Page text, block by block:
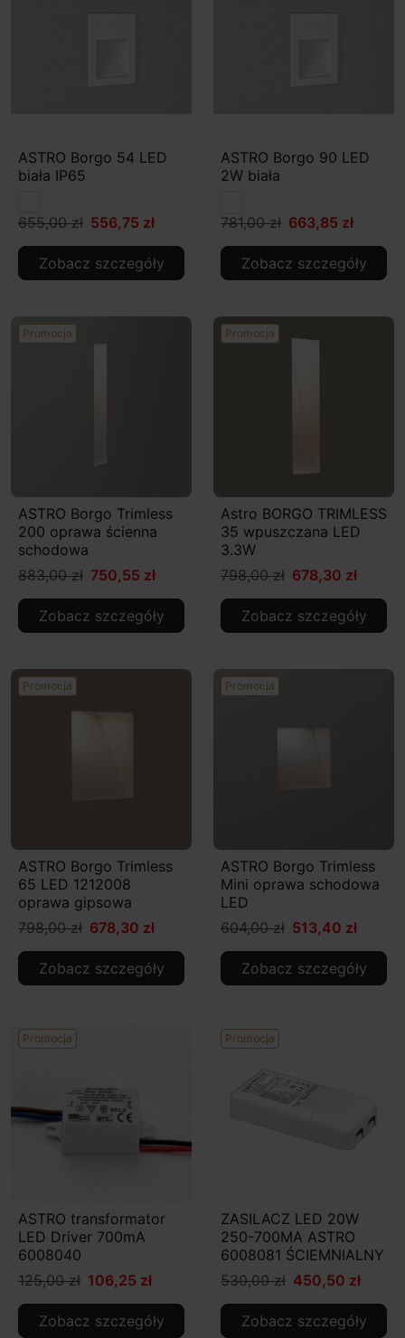
ASTRO Borgo 54 LED
biała IP65
655,00 zł 556,75 zł
Zobacz szczegóły
ASTRO Borgo 90 LED
2W biała
781,00 zł 663,85 zł
Zobacz szczegóły
Promocja
ASTRO Borgo Trimless
200 oprawa ścienna
schodowa
883,00 zł 750,55 zł
Zobacz szczegóły
Promocja
Astro BORGO TRIMLESS
35 wpuszczana LED
3.3W
798,00 zł 678,30 zł
Zobacz szczegóły
Promocja
ASTRO Borgo Trimless
65 LED 1212008
oprawa gipsowa
798,00 zł 678,30 zł
Zobacz szczegóły
Promocja
ASTRO Borgo Trimless
Mini oprawa schodowa
LED
604,00 zł 513,40 zł
Zobacz szczegóły
Promocja
ASTRO transformator
LED Driver 700mA
6008040
125,00 zł 106,25 zł
Zobacz szczegóły
Promocja
ZASILACZ LED 20W
250-700MA ASTRO
6008081 ŚCIEMNIALNY
530,00 zł 450,50 zł
Zobacz szczegóły